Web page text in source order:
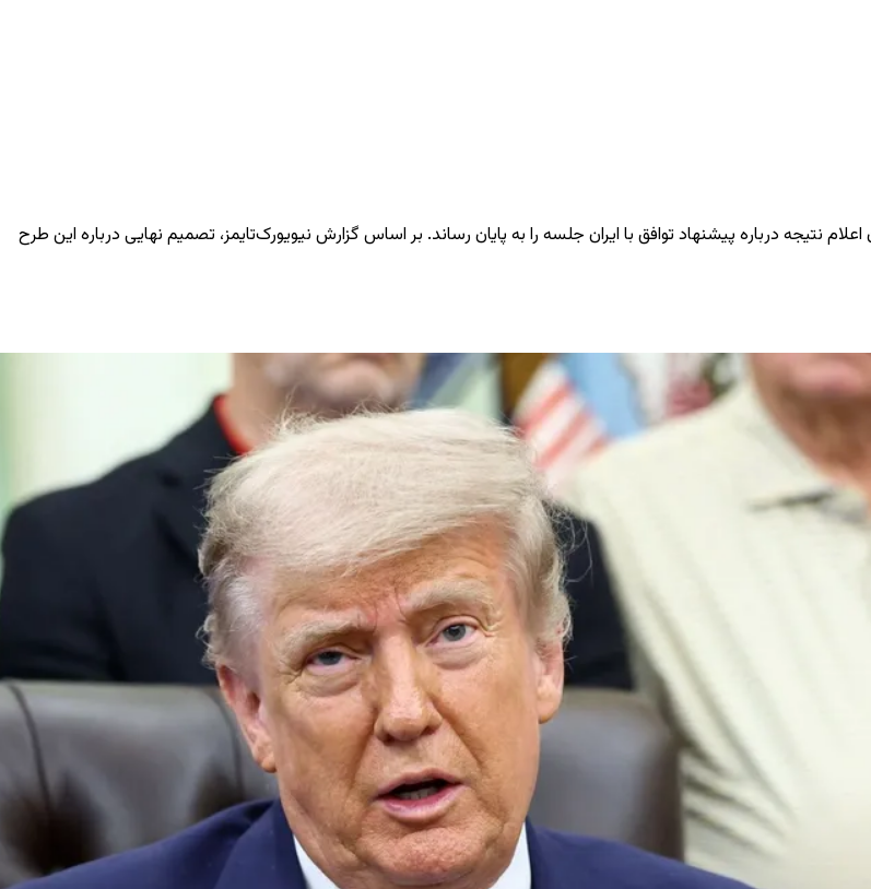
درباره پیشنهاد توافق با ایران جلسه را به پایان رساند. بر اساس گزارش نیویورک‌تایمز، تصمیم نهایی درباره این طرح